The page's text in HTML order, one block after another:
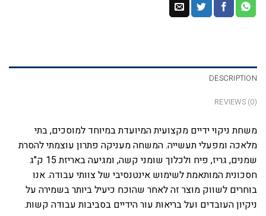
DESCRIPTION
REVIEWS (0)
משחת ניקוי ידיים מקצועית המיועדת במיוחד למוסכים, בתי
מלאכה ומפעלי תעשייה. המשחה מעניקה פתרון עוצמתי להסרת
שמנים, גריז, פיח ולכלוך שומני קשה, ומגיעה באריזת 15 ק"ג
חסכונית המותאמת לשימוש אינטנסיבי של צוותי עבודה. אנו
בוחרים לשווק מוצר זה לאחר שהוכח כיעיל ביותר בשמירה על
ניקיון העובדים ועל בריאות עור הידיים בסביבות עבודה קשות.